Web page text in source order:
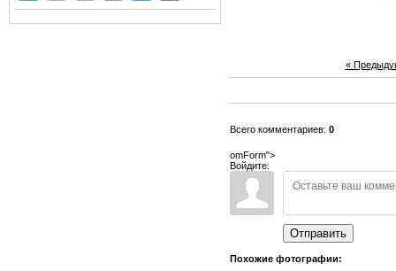
«
Всего комментариев: 0
omForm">
Войдите:
Отправить
Похожие фотографии: